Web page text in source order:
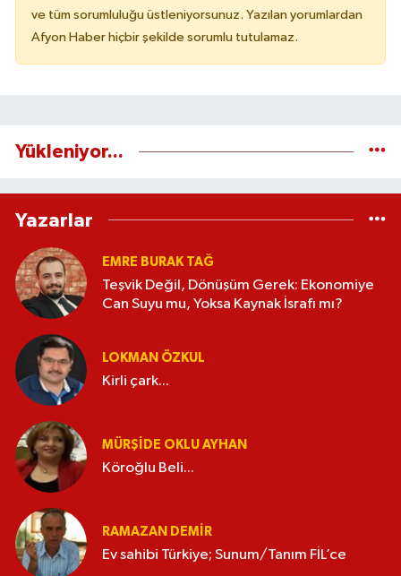
ve tüm sorumluluğu üstleniyorsunuz. Yazılan yorumlardan
Afyon Haber hiçbir şekilde sorumlu tutulamaz.
Yükleniyor...
Yazarlar
EMRE BURAK TAĞ
Teşvik Değil, Dönüşüm Gerek: Ekonomiye
Can Suyu mu, Yoksa Kaynak İsrafı mı?
LOKMAN ÖZKUL
Kirli çark...
MÜRŞIDE OKLU AYHAN
Köroğlu Beli...
RAMAZAN DEMİR
Ev sahibi Türkiye; Sunum/Tanım FİL’ce